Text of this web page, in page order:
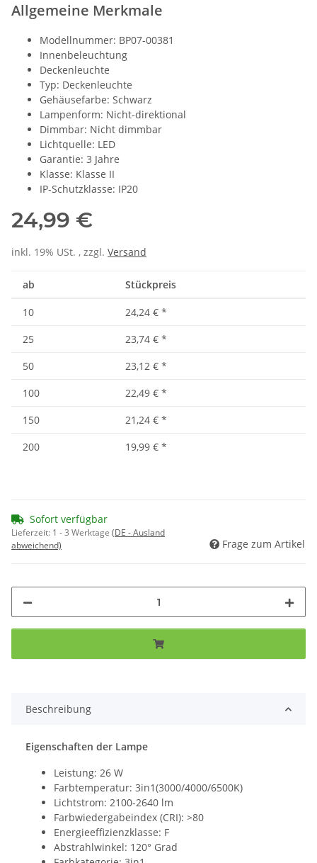
Allgemeine Merkmale
Modellnummer: BP07-00381
Innenbeleuchtung
Deckenleuchte
Typ: Deckenleuchte
Gehäusefarbe: Schwarz
Lampenform: Nicht-direktional
Dimmbar: Nicht dimmbar
Lichtquelle: LED
Garantie: 3 Jahre
Klasse: Klasse II
IP-Schutzklasse: IP20
24,99 €
inkl. 19% USt. , zzgl. Versand
ab Stückpreis
10 24,24 € *
25
23,74 € *
50
23,12 € *
100
22,49 € *
150
21,24 € *
200
19,99 € *
Sofort verfügbar
Lieferzeit: 1 - 3 Werktage (DE - Ausland
abweichend)
Frage zum Artikel
Beschreibung
Eigenschaften der Lampe
Leistung: 26 W
Farbtemperatur: 3in1(3000/4000/6500K)
Lichtstrom: 2100-2640 lm
Farbwiedergabeindex (CRI): >80
Energieeffizienzklasse: F
Abstrahlwinkel: 120° Grad